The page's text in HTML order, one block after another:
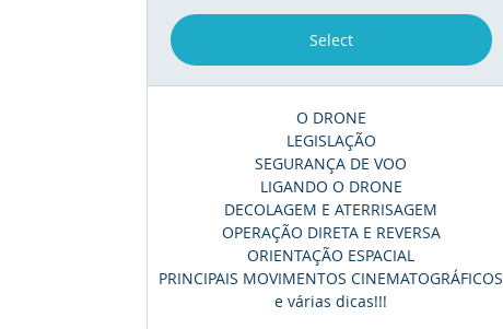
Select
O DRONE
LEGISLAÇÃO
SEGURANÇA DE VOO
LIGANDO O DRONE
DECOLAGEM E ATERRISAGEM
OPERAÇÃO DIRETA E REVERSA
ORIENTAÇÃO ESPACIAL
PRINCIPAIS MOVIMENTOS CINEMATOGRÁFICOS
e várias dicas!!!